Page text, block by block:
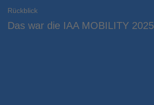
Rückblick
Das war die IAA MOBILITY 2025